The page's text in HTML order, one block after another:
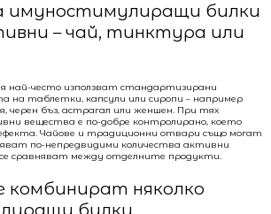
имуностимулиращи билки
– чай, тинктура или
най-често използват стандартизирани
на таблетки, капсули или сиропи – например
черен бъз, астрагал или женшен. При тях
вещества е по-добре контролирано, което
Чайове и традиционни отвари също могат
по-непредвидими количества активни
сравняват между отделните продукти.
комбинират няколко
билки